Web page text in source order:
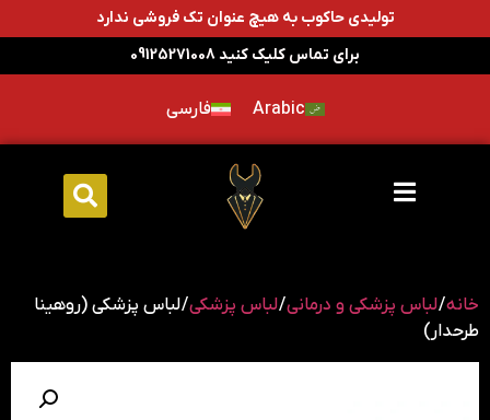
تولیدی حاکوب به هیچ عنوان تک فروشی ندارد
برای تماس کلیک کنید 09125271008
Arabic فارسی
خانه/لباس پزشکی و درمانی/لباس پزشکی/ لباس پزشکی (روهینا
طرحدار)